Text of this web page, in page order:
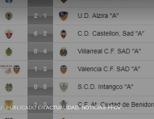
/ PUBLICADO ENACTUALIDAD,NOTICIAS FFCV